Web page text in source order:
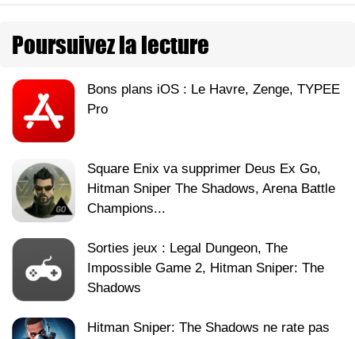
Poursuivez la lecture
Bons plans iOS : Le Havre, Zenge, TYPEE
Pro
Square Enix va supprimer Deus Ex Go,
Hitman Sniper The Shadows, Arena Battle
Champions...
Sorties jeux : Legal Dungeon, The
Impossible Game 2, Hitman Sniper: The
Shadows
Hitman Sniper: The Shadows ne rate pas